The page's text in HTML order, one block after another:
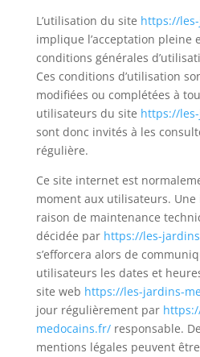
L’utilisation du site https://
implique l’acceptation pleine
conditions générales
Ces conditions d’utilisation
modifiées ou complétées à
utilisateurs du site https://
sont donc invités à les
régulière.
Ce site internet est
moment aux utilisateurs.
raison de maintenance
décidée par https://les-
s’efforcera alors de
utilisateurs les dates et
site web https://les-jardins-
jour régulièrement par
medocains.fr/ responsable.
mentions légales peuvent